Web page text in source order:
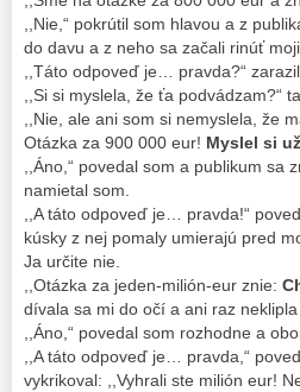
,,Nie,“ pokrútil som hlavou a z
do davu a z neho sa začali rinúť
,,Táto odpoveď je… pravda?“
,,Si si myslela, že ťa podvádzam?“
,,Nie, ale ani som si nemyslela, že
Otázka za 900 000 eur! Myslel si
,,Áno,“ povedal som a publikum
namietal som.
,,A táto odpoveď je… pravda!“
kúsky z nej pomaly umierajú pred
Ja určite nie.
,,Otázka za jeden-milión-eur znie:
dívala sa mi do očí a ani raz neklipla
,,Áno,“ povedal som rozhodne a
,,A táto odpoveď je… pravda,“
vykrikoval: ,,Vyhrali ste milión eur!